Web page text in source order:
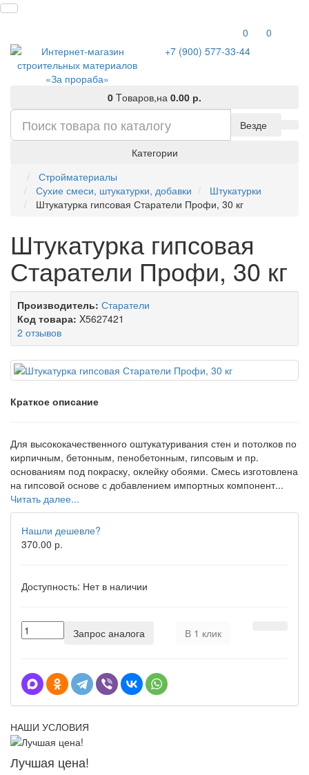
0
0
+7 (900) 577-33-44
0 Tоваров,на 0.00 р.
Везде
Категории
Стройматериалы
Сухие смеси, штукатурки, добавки
Штукатурки
Штукатурка гипсовая Старатели Профи, 30 кг
Штукатурка гипсовая
Старатели Профи, 30 кг
Производитель: Старатели
Код товара: X5627421
2 отзывов
Краткое описание
Для высококачественного оштукатуривания стен и потолков по
кирпичным, бетонным, пенобетонным, гипсовым и пр.
основаниям под покраску, оклейку обоями. Смесь изготовлена
на гипсовой основе с добавлением импортных компонент...
Читать далее...
Нашли дешевле?
370.00 р.
Доступность: Нет в наличии
Запрос аналога В 1 клик
НАШИ УСЛОВИЯ
Лучшая цена!